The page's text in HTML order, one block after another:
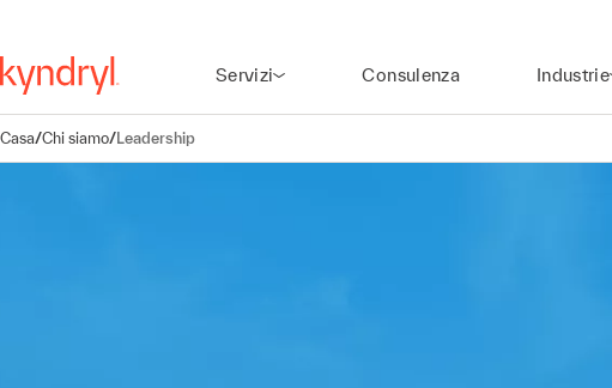
Servizi Consulenza Industrie
Casa/Chi siamo/Leadership